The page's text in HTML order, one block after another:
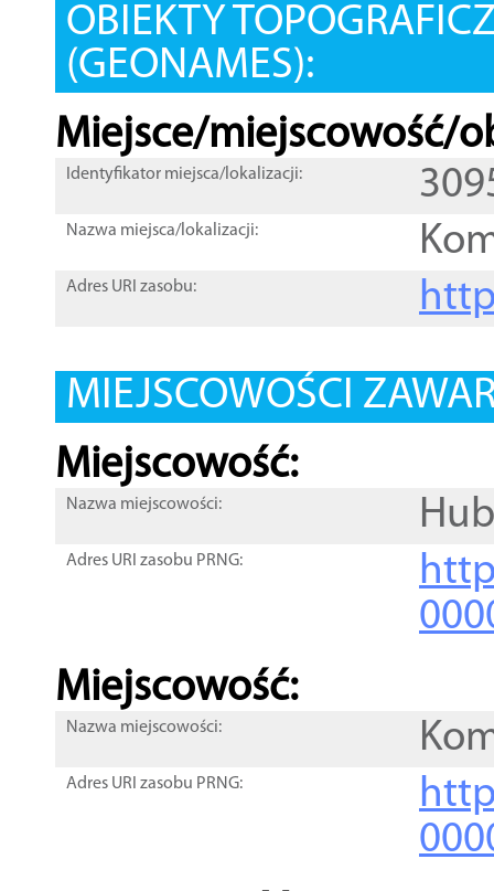
OBIEKTY
(GEONAMES):
Miejsce/miejscowość/
Identyfikator miejsca/lokalizacji:
Nazwa miejsca/lokalizacji:
Adres URI zasobu:
MIEJSCOWOŚCI
Miejscowość:
Nazwa miejscowości:
Adres URI zasobu PRNG:
Miejscowość:
Nazwa miejscowości:
Adres URI zasobu PRNG: